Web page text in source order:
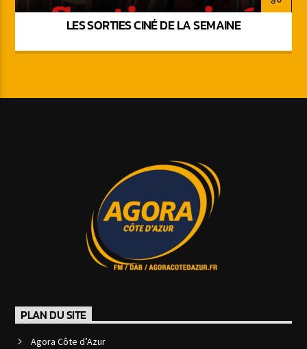
LES SORTIES CINÉ DE LA SEMAINE
PLAN DU SITE
Agora Côte d’Azur